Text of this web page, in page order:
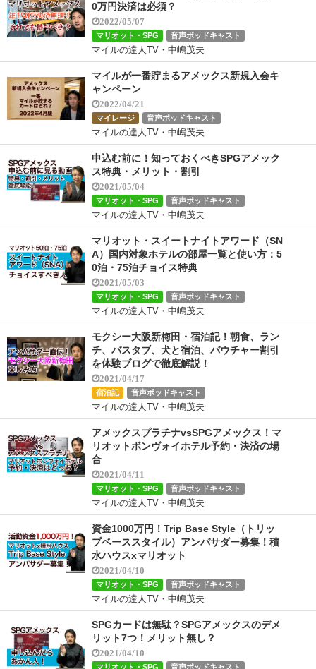
0万円決済は必須？
2022/05/07
マリオット・SPG 音声ポッドキャスト
マイルの達人TV・中嶋茂夫
マイルが一番貯まるアメックス新規入会キ
ャンペーン
2022/04/21
マイレージ 音声ポッドキャスト
マイルの達人TV・中嶋茂夫
申込む前に！知っておくべきSPGアメック
ス特典・メリット・割引
2021/05/04
マリオット・SPG 音声ポッドキャスト
マイルの達人TV・中嶋茂夫
マリオット・スイートナイトアワード（SN
A）国内対象ホテルの部屋一覧と使い方：5
0泊・75泊チョイス特典
2021/05/03
マリオット・SPG 音声ポッドキャスト
マイルの達人TV・中嶋茂夫
モクシー大阪新梅田・宿泊記！朝食、ラン
チ、バスタブ、犬と宿泊、バウチャー割引
を体験ブログで徹底解説！
2021/04/17
宿泊記 音声ポッドキャスト
マイルの達人TV・中嶋茂夫
アメックスプラチナvsSPGアメックス！マ
リオットボンヴォイホテル予約・決済の場
合
2021/04/11
マリオット・SPG 音声ポッドキャスト
マイルの達人TV・中嶋茂夫
資金1000万円！Trip Base Style（トリッ
プベーススタイル）アンバサダー募集！積
水ハウスxマリオット
2021/04/10
マリオット・SPG 音声ポッドキャスト
マイルの達人TV・中嶋茂夫
SPGカードは無駄？SPGアメックスのデメ
リット7つ！メリット無し？
2021/04/10
マリオット・SPG 音声ポッドキャスト